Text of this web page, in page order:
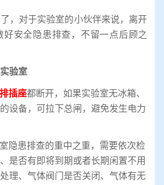
，对于实验室的小伙伴来说，离开
好安全隐患排查，不留一点后顾之
验室
插座都断开，如果实验室无冰箱、
设备，可拉下总闸，避免发生电力
隐患排查的重中之重，需要依次检
是否有即将到期或者长期闲置不用
理、气体阀门是否关闭、气体有无